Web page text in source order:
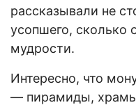
рассказывали не
усопшего, сколько
мудрости.
Интересно, что
— пирамиды,